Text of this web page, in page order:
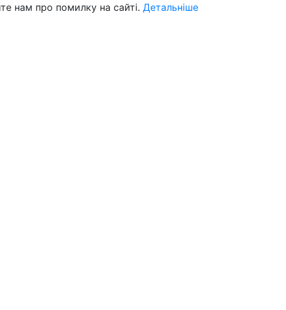
нам про помилку на сайті. Детальніше